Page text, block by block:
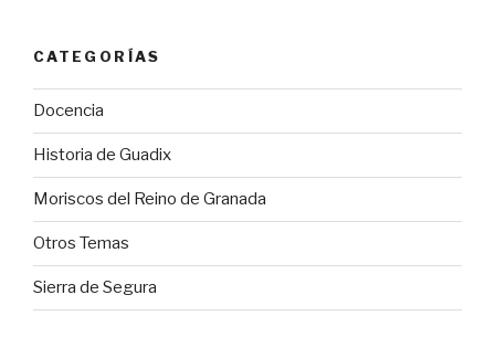
CATEGORÍAS
Docencia
Historia de Guadix
Moriscos del Reino de Granada
Otros Temas
Sierra de Segura